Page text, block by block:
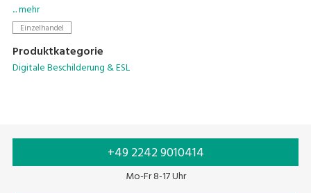
Diese hochmodernen Displays bieten lebendige HD-
und ein beeindruckendes Erlebnis am POS schaffen.
... mehr
Einzelhandel
Produktkategorie
Digitale Beschilderung & ESL
+49 2242 9010414
Mo-Fr 8-17 Uhr